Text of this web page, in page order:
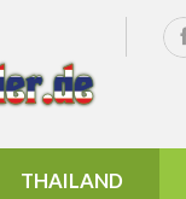
THAILAND